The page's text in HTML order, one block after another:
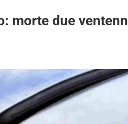
morte due